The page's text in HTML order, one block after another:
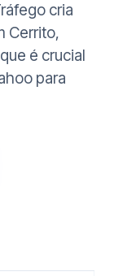
cria
Cerrito,
é crucial
para